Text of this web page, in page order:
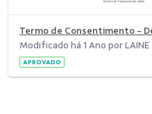
Termo de Consentimento -
Modificado há 1 Ano por LAINE
APROVADO